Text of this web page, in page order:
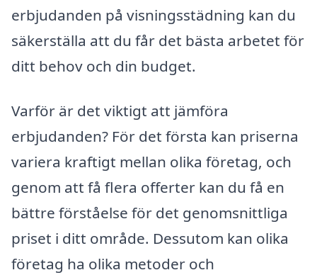
erbjudanden på visningsstädning kan du
säkerställa att du får det bästa arbetet för
ditt behov och din budget.
Varför är det viktigt att jämföra
erbjudanden? För det första kan priserna
variera kraftigt mellan olika företag, och
genom att få flera offerter kan du få en
bättre förståelse för det genomsnittliga
priset i ditt område. Dessutom kan olika
företag ha olika metoder och